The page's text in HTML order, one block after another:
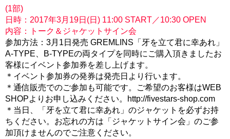
(1部)
日時：2017年3月19日(日) 11:00 START／10:30 OPEN
内容：トーク＆ジャケットサイン会
参加方法：3月1日発売 GREMLINS「牙を立て君に幸あれ」
A-TYPE、B-TYPEの両タイプを同時にご購入頂きましたお
客様にイベント参加券を差し上げます。
＊イベント参加券の発券は発売日より行います。
＊通信販売でのご参加も可能です。ご希望のお客様はWEB
SHOPよりお申し込みください。http://fivestars-shop.com
＊当日、「牙を立て君に幸あれ」のジャケットを必ずお持
ちください。お忘れの方は「ジャケットサイン会」のご参
加頂けませんのでご注意ください。